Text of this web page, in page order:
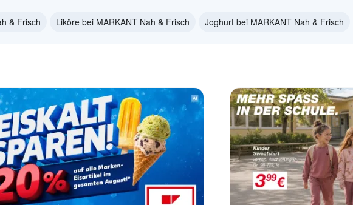
& Frisch
Liköre bei MARKANT Nah & Frisch Joghurt bei MARKANT Nah & Frisch